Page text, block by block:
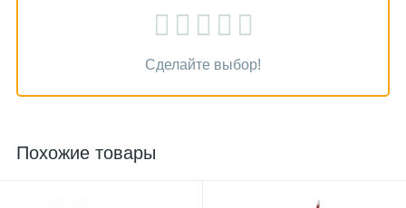
Сделайте выбор!
Похожие товары